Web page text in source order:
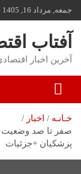
جمعه, مرداد 16, 1405
آفتاب
آخرین اخبار
خـانـه
اخبار
صفر تا صد وضعیت
پزشکیان +جزئیات